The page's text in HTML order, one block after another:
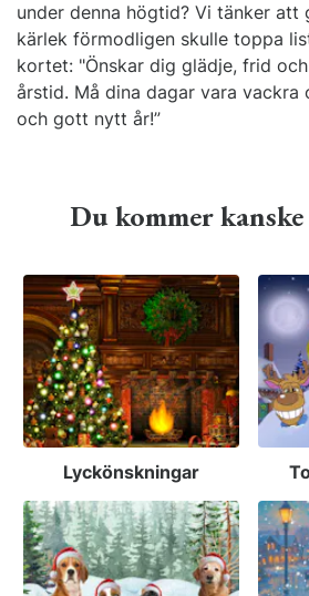
under denna högtid? Vi tänker att
kärlek förmodligen skulle toppa
kortet: "Önskar dig glädje, frid
årstid. Må dina dagar vara vackra
och gott nytt år!”
Du kommer
Lyckönskningar